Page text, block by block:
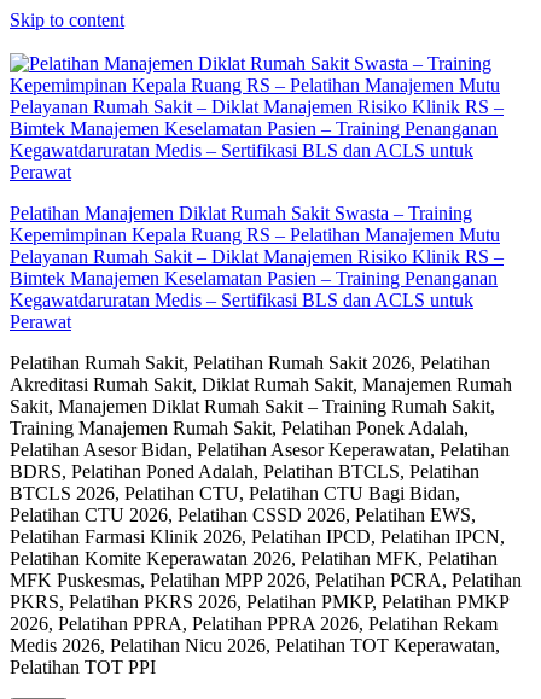
Skip to content
Pelatihan Manajemen Diklat Rumah Sakit Swasta – Training
Kepemimpinan Kepala Ruang RS – Pelatihan Manajemen Mutu
Pelayanan Rumah Sakit – Diklat Manajemen Risiko Klinik RS –
Bimtek Manajemen Keselamatan Pasien – Training Penanganan
Kegawatdaruratan Medis – Sertifikasi BLS dan ACLS untuk
Perawat
Pelatihan Rumah Sakit, Pelatihan Rumah Sakit 2026, Pelatihan
Akreditasi Rumah Sakit, Diklat Rumah Sakit, Manajemen Rumah
Sakit, Manajemen Diklat Rumah Sakit – Training Rumah Sakit,
Training Manajemen Rumah Sakit, Pelatihan Ponek Adalah,
Pelatihan Asesor Bidan, Pelatihan Asesor Keperawatan, Pelatihan
BDRS, Pelatihan Poned Adalah, Pelatihan BTCLS, Pelatihan
BTCLS 2026, Pelatihan CTU, Pelatihan CTU Bagi Bidan,
Pelatihan CTU 2026, Pelatihan CSSD 2026, Pelatihan EWS,
Pelatihan Farmasi Klinik 2026, Pelatihan IPCD, Pelatihan IPCN,
Pelatihan Komite Keperawatan 2026, Pelatihan MFK, Pelatihan
MFK Puskesmas, Pelatihan MPP 2026, Pelatihan PCRA, Pelatihan
PKRS, Pelatihan PKRS 2026, Pelatihan PMKP, Pelatihan PMKP
2026, Pelatihan PPRA, Pelatihan PPRA 2026, Pelatihan Rekam
Medis 2026, Pelatihan Nicu 2026, Pelatihan TOT Keperawatan,
Pelatihan TOT PPI